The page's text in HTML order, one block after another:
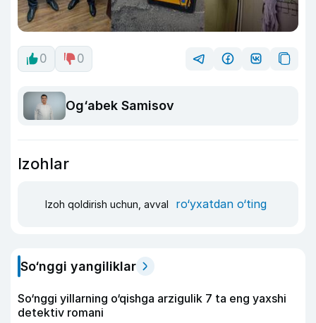
0 0
Og‘abek Samisov
Izohlar
Izoh qoldirish uchun, avval ro‘yxatdan o‘ting
So‘nggi yangiliklar
So‘nggi yillarning o‘qishga arzigulik 7 ta eng yaxshi
detektiv romani